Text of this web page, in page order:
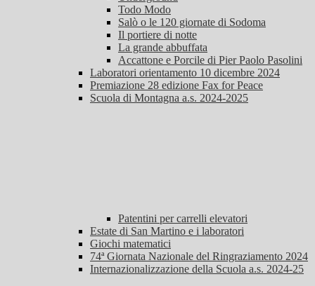
Todo Modo
Salò o le 120 giornate di Sodoma
Il portiere di notte
La grande abbuffata
Accattone e Porcile di Pier Paolo Pasolini
Laboratori orientamento 10 dicembre 2024
Premiazione 28 edizione Fax for Peace
Scuola di Montagna a.s. 2024-2025
Patentini per carrelli elevatori
Estate di San Martino e i laboratori
Giochi matematici
74ª Giornata Nazionale del Ringraziamento 2024
Internazionalizzazione della Scuola a.s. 2024-25